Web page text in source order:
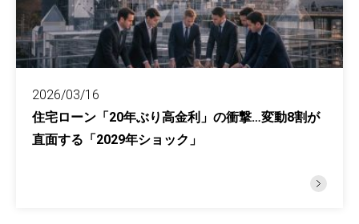
2026/03/16
住宅ローン「20年ぶり高金利」の衝撃…変動8割が
直面する「2029年ショック」